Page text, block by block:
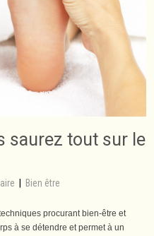
saurez tout sur le
Bien être
procurant bien-être et
à se détendre et permet à un